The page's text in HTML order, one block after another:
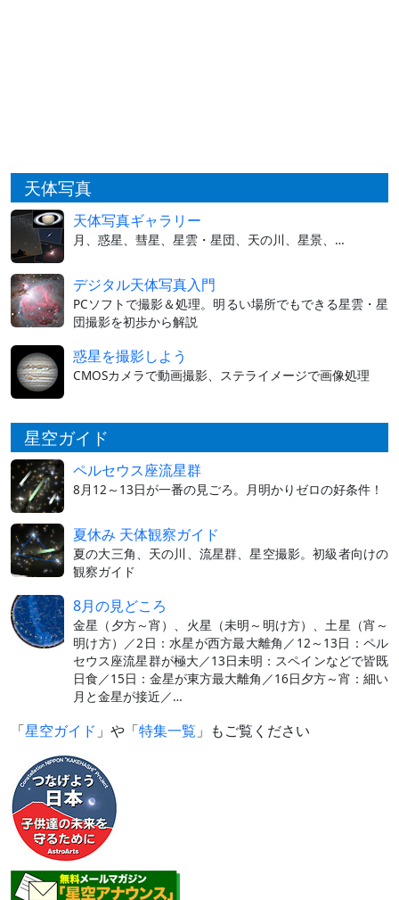
天体写真
天体写真ギャラリー
月、惑星、彗星、星雲・星団、天の川、星景、…
デジタル天体写真入門
PCソフトで撮影＆処理。明るい場所でもできる星雲・星
団撮影を初歩から解説
惑星を撮影しよう
CMOSカメラで動画撮影、ステライメージで画像処理
星空ガイド
ペルセウス座流星群
8月12～13日が一番の見ごろ。月明かりゼロの好条件！
夏休み 天体観察ガイド
夏の大三角、天の川、流星群、星空撮影。初級者向けの
観察ガイド
8月の見どころ
金星（夕方～宵）、火星（未明～明け方）、土星（宵～
明け方）／2日：水星が西方最大離角／12～13日：ペル
セウス座流星群が極大／13日未明：スペインなどで皆既
日食／15日：金星が東方最大離角／16日夕方～宵：細い
月と金星が接近／…
「星空ガイド 」や「特集一覧 」もご覧ください